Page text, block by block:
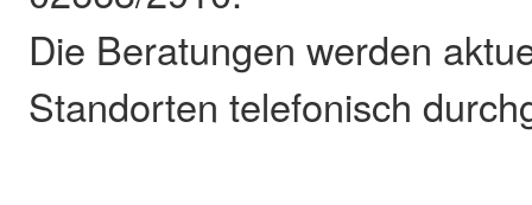
Die Beratungen werden
Standorten telefonisch